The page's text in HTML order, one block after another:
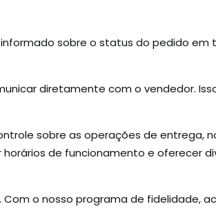
sobre o status do pedido
diretamente com o vendedor.
sobre as operações de entrega,
de funcionamento e oferecer
o nosso programa de fidelidade,